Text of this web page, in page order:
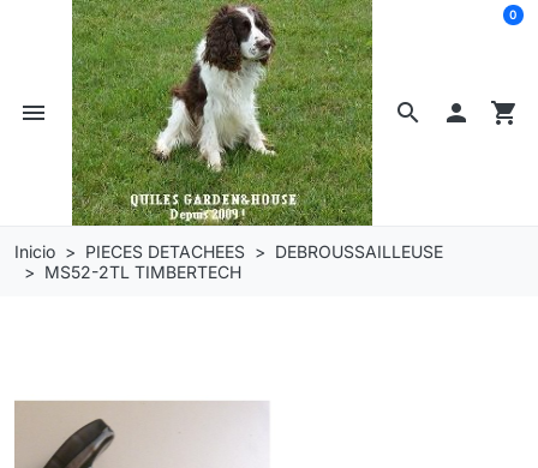
search
menu  shopping_cart
0
Inicio PIECES DETACHEES
DEBROUSSAILLEUSE
MS52-2TL TIMBERTECH